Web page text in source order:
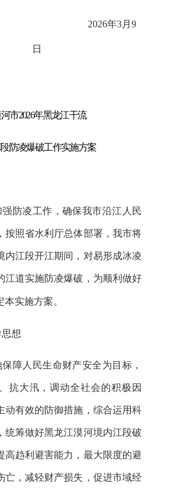
2026年3月 9
日
市2026年黑龙江干流
防凌爆破工作实施方案
强防凌工作，确保我市沿江 人民
按照省水利厅总体部署，我市将
内江段开江期间，对易形成冰凌
江道实施防凌爆破 ， 为顺利做好
实施方案。
想
保障人民生命财产安全为目标，
抗大汛，调动全社会的积极因
动有效的防御措施，综合运用科
统筹做好黑龙江漠河境内江段破
高趋利避害能力，最大限度的避
亡，减轻财产损失，促进市域经